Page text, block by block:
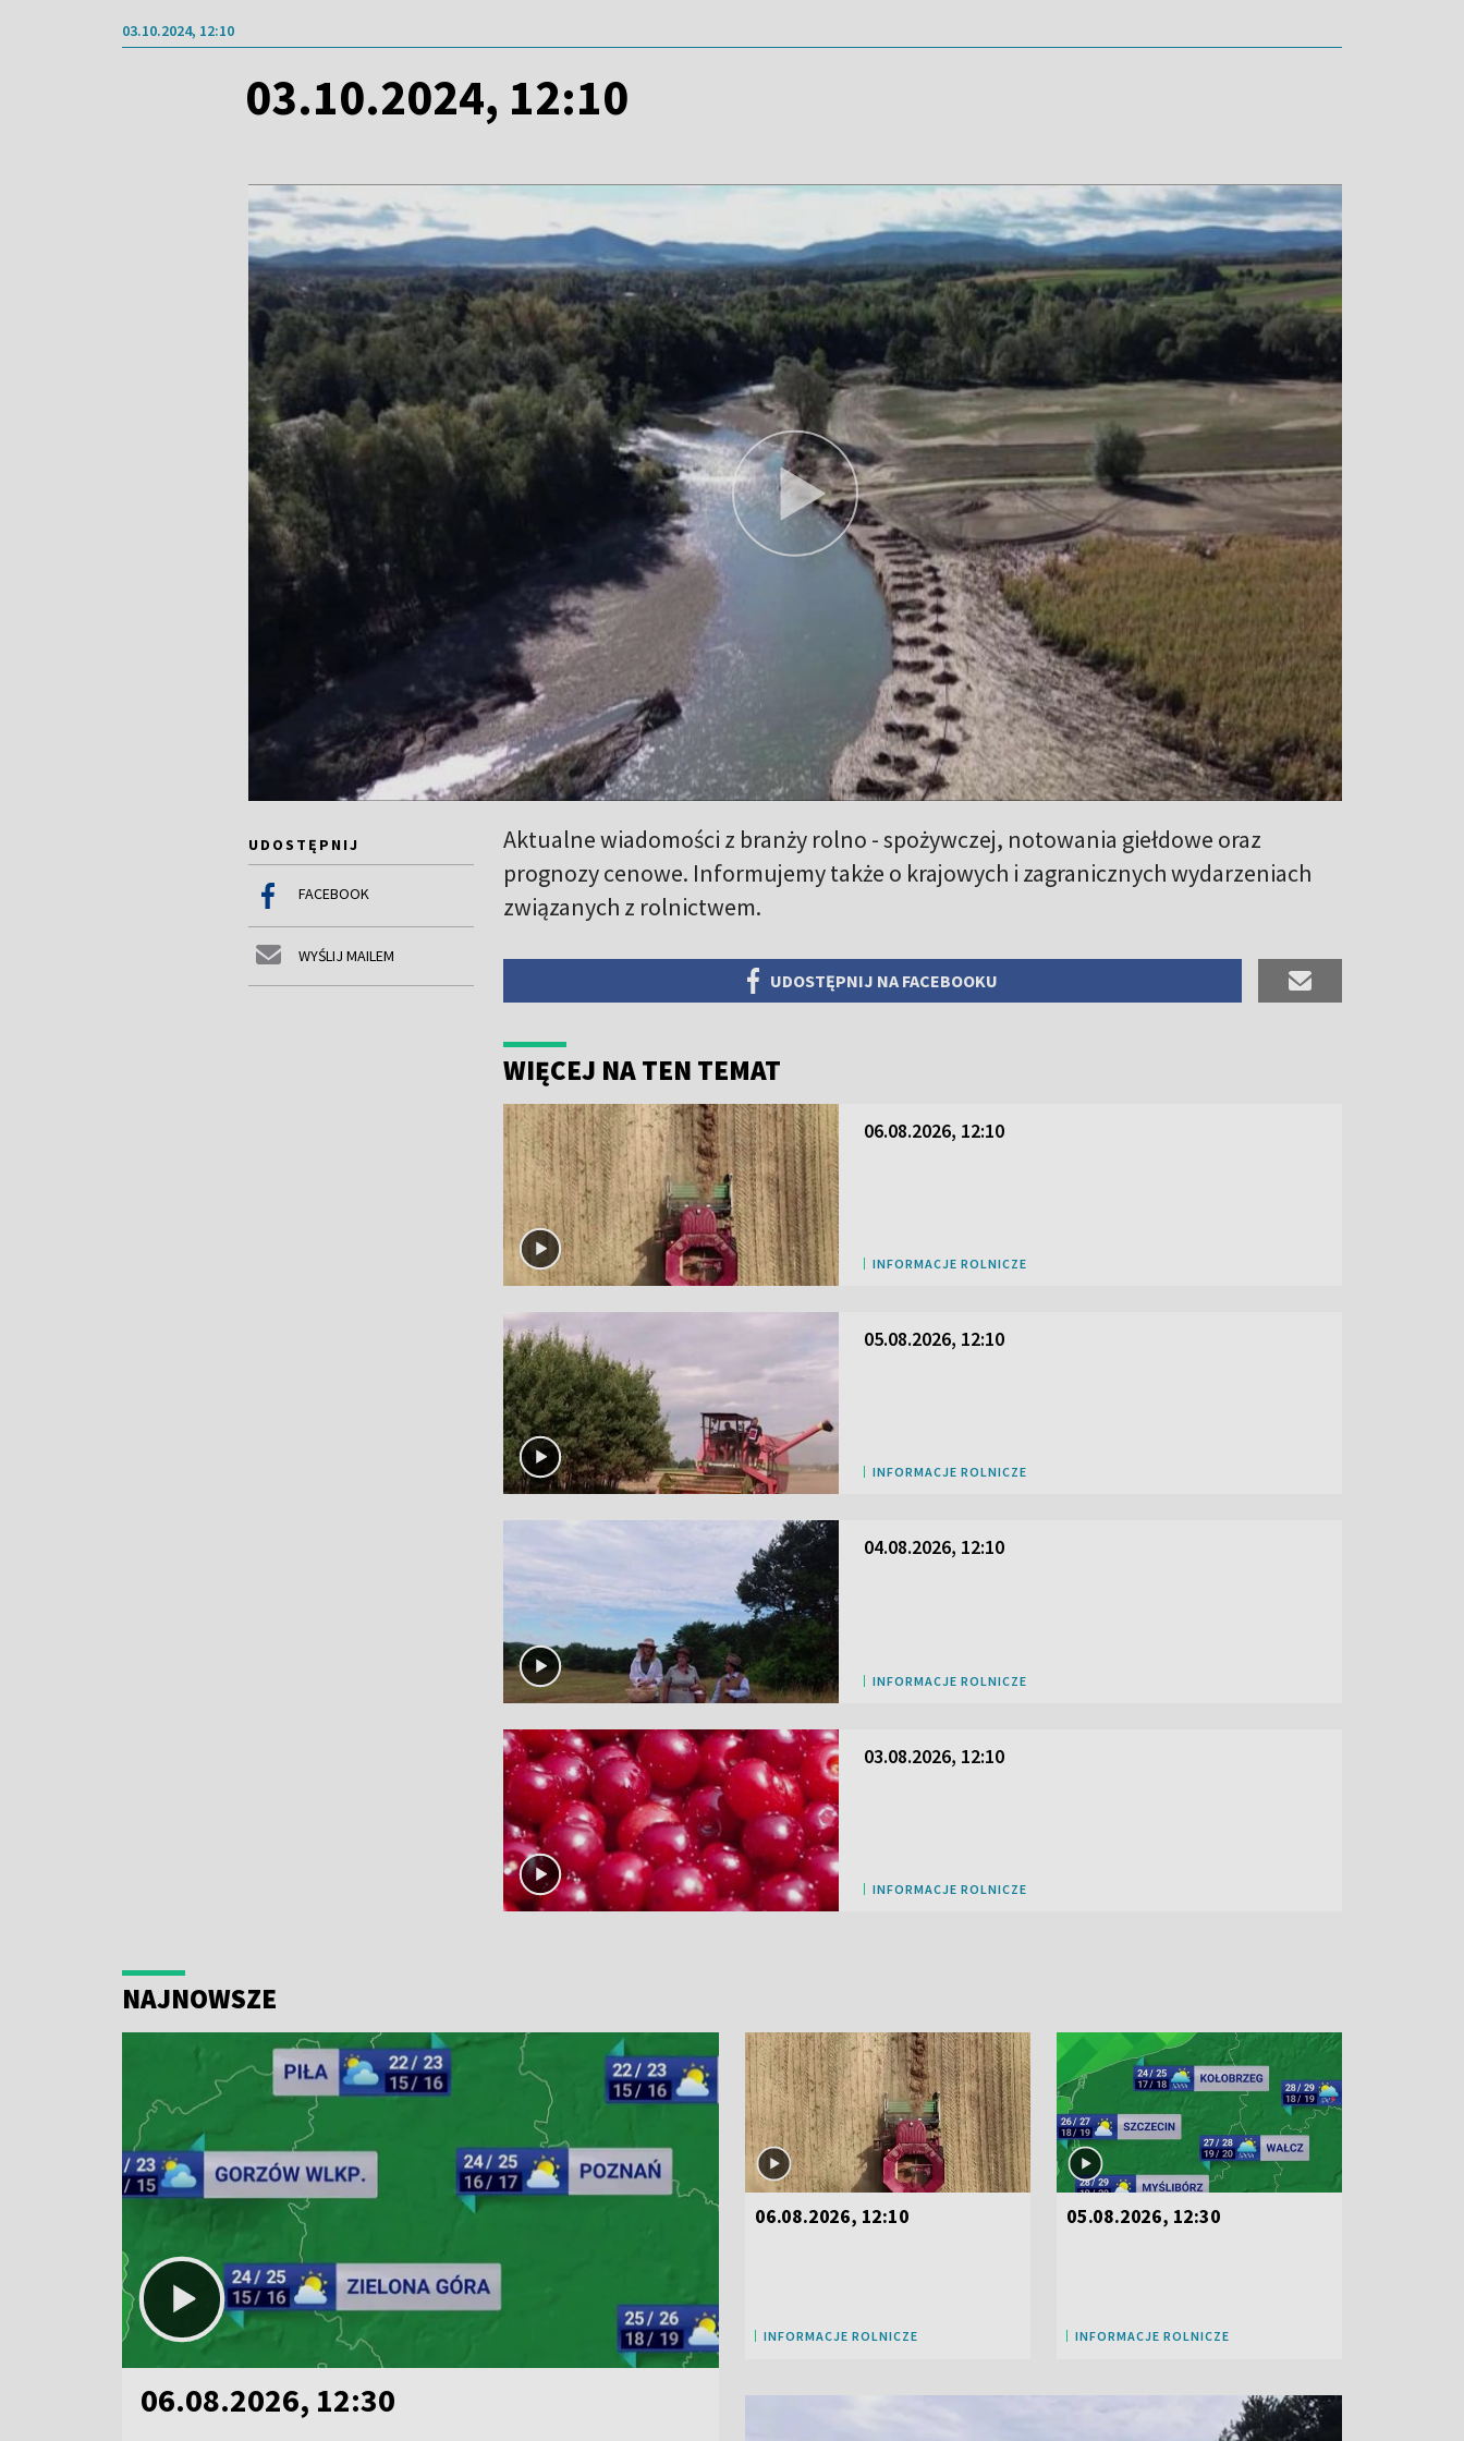
03.10.2024, 12:10
03.10.2024, 12:10
UDOSTĘPNIJ
FACEBOOK
WYŚLIJ MAILEM
Aktualne wiadomości z branży rolno - spożywczej, notowania giełdowe oraz
prognozy cenowe. Informujemy także o krajowych i zagranicznych wydarzeniach
związanych z rolnictwem.
UDOSTĘPNIJ NA FACEBOOKU
WIĘCEJ NA TEN TEMAT
06.08.2026, 12:10
INFORMACJE ROLNICZE
05.08.2026, 12:10
INFORMACJE ROLNICZE
04.08.2026, 12:10
INFORMACJE ROLNICZE
03.08.2026, 12:10
INFORMACJE ROLNICZE
NAJNOWSZE
06.08.2026, 12:30
06.08.2026, 12:10
INFORMACJE ROLNICZE
05.08.2026, 12:30
INFORMACJE ROLNICZE